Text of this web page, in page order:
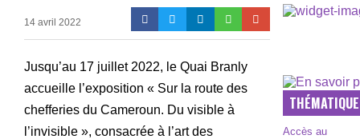
14 avril 2022
Jusqu’au 17 juillet 2022, le Quai Branly
accueille l’exposition « Sur la route des
chefferies du Cameroun. Du visible à
l’invisible », consacrée à l’art des
Accès au